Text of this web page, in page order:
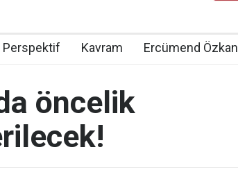
Perspektif Kavram Ercümend Özkan
öncelik